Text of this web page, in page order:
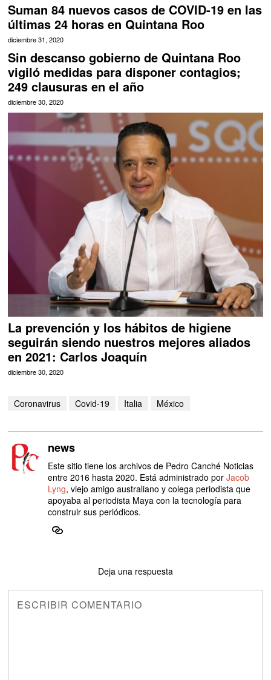
Suman 84 nuevos casos de COVID-19 en las
últimas 24 horas en Quintana Roo
diciembre 31, 2020
Sin descanso gobierno de Quintana Roo
vigiló medidas para disponer contagios;
249 clausuras en el año
diciembre 30, 2020
La prevención y los hábitos de higiene
seguirán siendo nuestros mejores aliados
en 2021: Carlos Joaquín
diciembre 30, 2020
Coronavirus Covid-19 Italia México
news
Este sitio tiene los archivos de Pedro Canché Noticias
entre 2016 hasta 2020. Está administrado porJacob
Lyng, viejo amigo australiano y colega periodista que
apoyaba al periodista Maya con la tecnología para
construir sus periódicos.
Deja una respuesta